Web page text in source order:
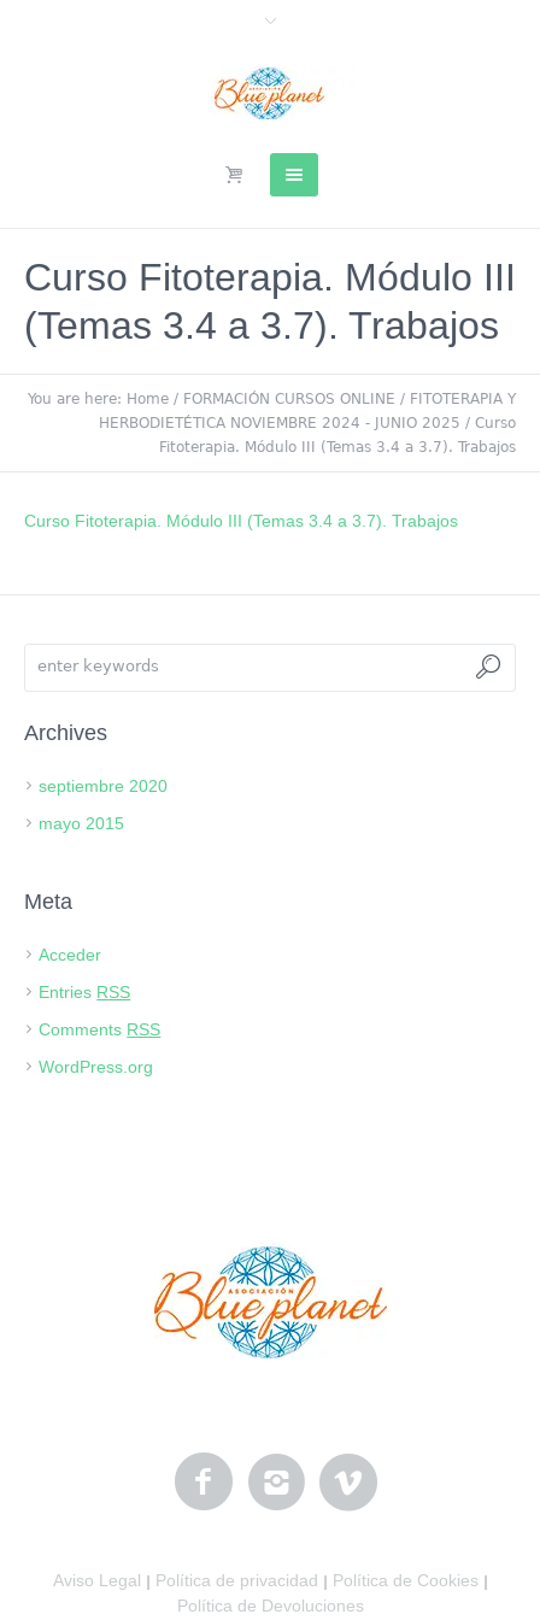
Curso Fitoterapia. Módulo III
(Temas 3.4 a 3.7). Trabajos
You are here: Home / FORMACIÓN CURSOS ONLINE / FITOTERAPIA Y
HERBODIETÉTICA NOVIEMBRE 2024 - JUNIO 2025 / Curso
Fitoterapia. Módulo III (Temas 3.4 a 3.7). Trabajos
Curso Fitoterapia. Módulo III (Temas 3.4 a 3.7). Trabajos
Archives
septiembre 2020
mayo 2015
Meta
Acceder
Entries RSS
Comments RSS
WordPress.org
Aviso Legal Política de privacidad Política de Cookies
Política de Devoluciones